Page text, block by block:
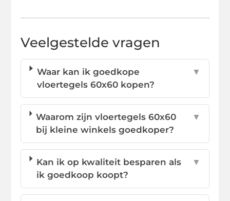
Veelgestelde vragen
Waar kan ik goedkope
vloertegels 60x60 kopen?
▼
Waarom zijn vloertegels 60x60
bij kleine winkels goedkoper?
▼
Kan ik op kwaliteit besparen als
ik goedkoop koopt?
▼